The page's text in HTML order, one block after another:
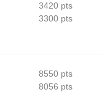
3420 pts
3300 pts
8550 pts
8056 pts